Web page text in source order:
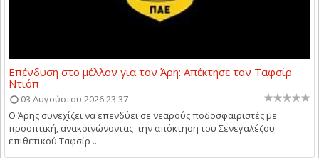
Επένδυση στο μέλλον για τον Άρη: Απέκτησε τον Ταφσίρ
Ντιόπ
03 Αυγούστου 2026 23:37
Ο Άρης συνεχίζει να επενδύει σε νεαρούς ποδοσφαιριστές με
προοπτική, ανακοινώνοντας την απόκτηση του Σενεγαλέζου
επιθετικού Ταφσίρ ...